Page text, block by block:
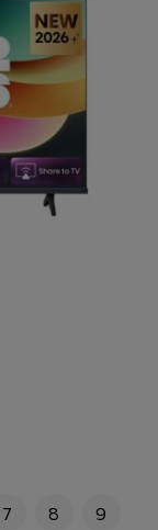
7 8
9